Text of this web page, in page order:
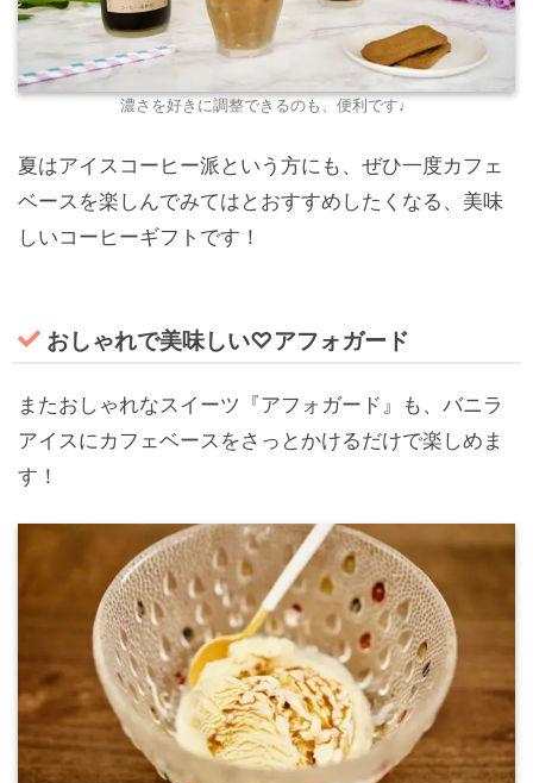
濃さを好きに調整できるのも、便利です♩
夏はアイスコーヒー派という方にも、ぜひ一度カフェ
ベースを楽しんでみてはとおすすめしたくなる、美味
しいコーヒーギフトです！
おしゃれで美味しい♡アフォガード
またおしゃれなスイーツ『アフォガード』も、バニラ
アイスにカフェベースをさっとかけるだけで楽しめま
す！